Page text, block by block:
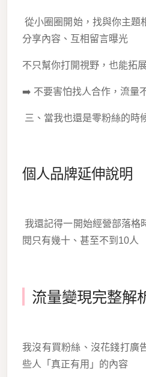
從小圈圈開始，找與你主題
分享內容、互相留言曝光
不只幫你打開視野，也能拓
➡️ 不要害怕找人合作，流量
三、當我也還是零粉絲的時
個人品牌延伸說明
我還記得一開始經營部落格
閱只有幾十、甚至不到10人
流量變現完整解
我沒有買粉絲、沒花錢打廣
些人「真正有用」的內容